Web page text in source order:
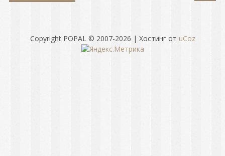
Copyright POPAL © 2007-2026 | Хостинг от uCoz